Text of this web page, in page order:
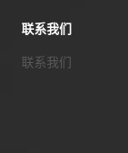
联系我们
联系我们